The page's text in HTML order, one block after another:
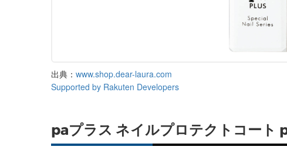
出典： www.shop.dear-laura.com
Supported by Rakuten Developers
paプラス ネイルプロテクトコート